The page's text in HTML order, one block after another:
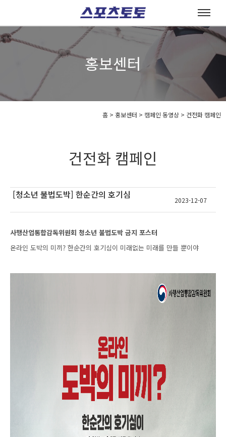
홍보센터
홈 > 홍보센터 > 캠페인 동영상 > 건전화 캠페인
건전화 캠페인
[청소년 불법도박] 한순간의 호기심 2023-12-07
사행산업통합감독위원회 청소년 불법도박 금지 포스터
온라인 도박의 미끼? 한순간의 호기심이 미래없는 미래를 만들 뿐이야